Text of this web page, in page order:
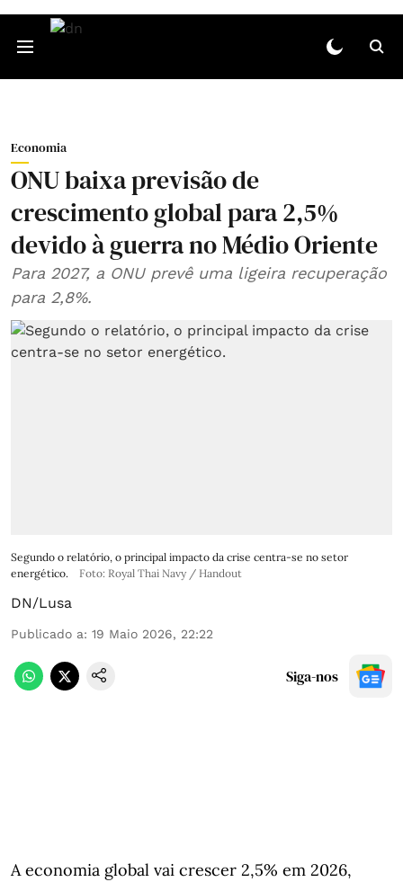
Economia
ONU baixa previsão de
crescimento global para 2,5%
devido à guerra no Médio Oriente
Para 2027, a ONU prevê uma ligeira recuperação
para 2,8%.
Segundo o relatório, o principal impacto da crise centra-se no setor
energético.
Foto: Royal Thai Navy / Handout
DN/Lusa
Publicado a: 19 Maio 2026, 22:22
Siga-nos
A economia global vai crescer 2,5% em 2026,